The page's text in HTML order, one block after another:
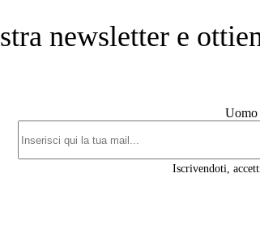
newsletter e
Uomo
Iscrivendoti,